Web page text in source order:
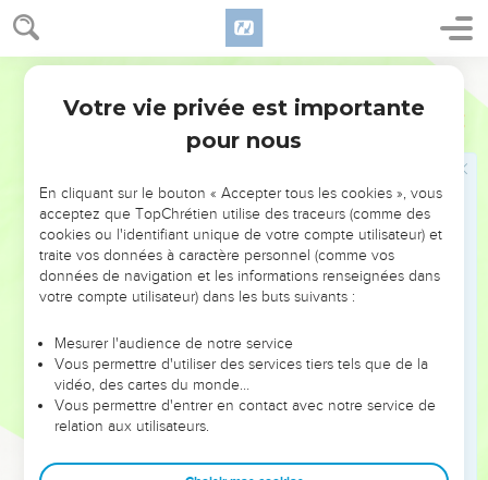
2 Rois 9
Mort de Jézabel
Jéhu entra dans Jizreel. Quand Jézabel l'apprit, elle se
maquilla les yeux, s’embellit la tête et regarda par la fenêtre.
Alors que Jéhu franchissait la porte, elle dit : « Tout va
bien, espèce de Zimri assassin de son seigneur ? »
Il leva le visage vers la fenêtre et dit : « Qui est avec moi ?
Qui ? » Deux ou trois eunuques le regardèrent en
s'approchant de la fenêtre.
Il dit : « Jetez-la en bas ! » Ils la jetèrent, et son sang
éclaboussa la muraille et les chevaux. Jéhu la piétina,
« Allez voir cette maudite et enterrez-la, car c’est la fille d’un
On partit pour l'enterrer, mais on ne trouva d'elle que le
crâne, les pieds et les paumes des mains.
On retourna l'annoncer à Jéhu qui dit : « C'est ce que
Votre vie privée est importante
pour nous
En cliquant sur le bouton « Accepter tous les cookies », vous
acceptez que TopChrétien utilise des traceurs (comme des
cookies ou l'identifiant unique de votre compte utilisateur) et
traite vos données à caractère personnel (comme vos
données de navigation et les informations renseignées dans
votre compte utilisateur) dans les buts suivants :
Mesurer l'audience de notre service
Vous permettre d'utiliser des services tiers tels que de la
vidéo, des cartes du monde…
Vous permettre d'entrer en contact avec notre service de
relation aux utilisateurs.